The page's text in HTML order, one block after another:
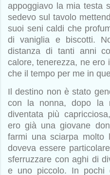
appoggiavo la mia testa
sedevo sul tavolo
suoi seni caldi che
di vaniglia e biscotti.
distanza di tanti anni
calore, tenerezza, ne ero
che il tempo per me in
Il destino non è stato
con la nonna, dopo la
diventata più
ero già una giovane
farmi una sciarpa molto
doveva essere
sferruzzare con aghi di
e uno piccolo. In pochi